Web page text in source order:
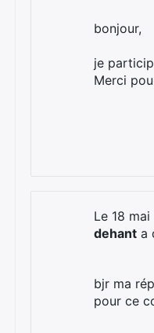
bonjour,
je
Merci
Le 18
dehant a
bjr ma
pour ce